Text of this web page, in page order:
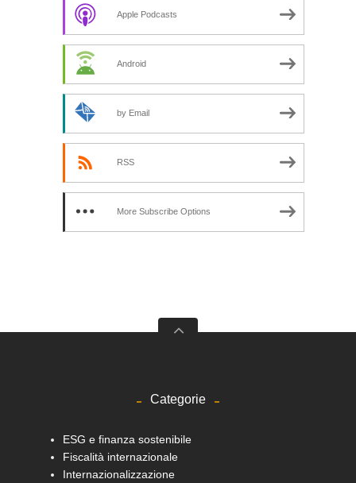
Apple Podcasts
Android
by Email
RSS
More Subscribe Options
Categorie
ESG e finanza sostenibile
Fiscalità internazionale
Internazionalizzazione